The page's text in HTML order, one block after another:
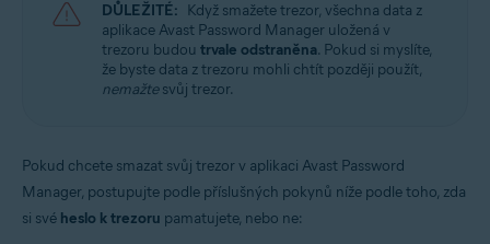
DŮLEŽITÉ: Když smažete trezor, všechna data z
aplikace Avast Password Manager uložená v
trezoru budou trvale odstraněna. Pokud si myslíte,
že byste data z trezoru mohli chtít později použít,
nemažtesvůj trezor.
Pokud chcete smazat svůj trezor v aplikaci Avast Password
Manager, postupujte podle příslušných pokynů níže podle toho, zda
si své heslo k trezoru pamatujete, nebo ne: